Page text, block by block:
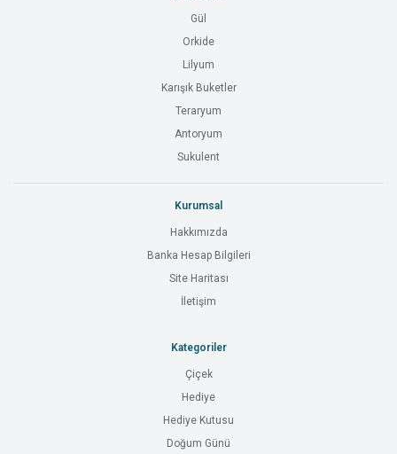
Gül
Orkide
Lilyum
Karışık Buketler
Teraryum
Antoryum
Sukulent
Kurumsal
Hakkımızda
Banka Hesap Bilgileri
Site Haritası
İletişim
Kategoriler
Çiçek
Hediye
Hediye Kutusu
Doğum Günü